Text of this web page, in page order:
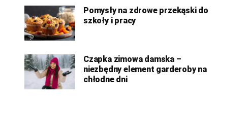
Pomysły na zdrowe przekąski do
szkoły i pracy
Czapka zimowa damska –
niezbędny element garderoby na
chłodne dni